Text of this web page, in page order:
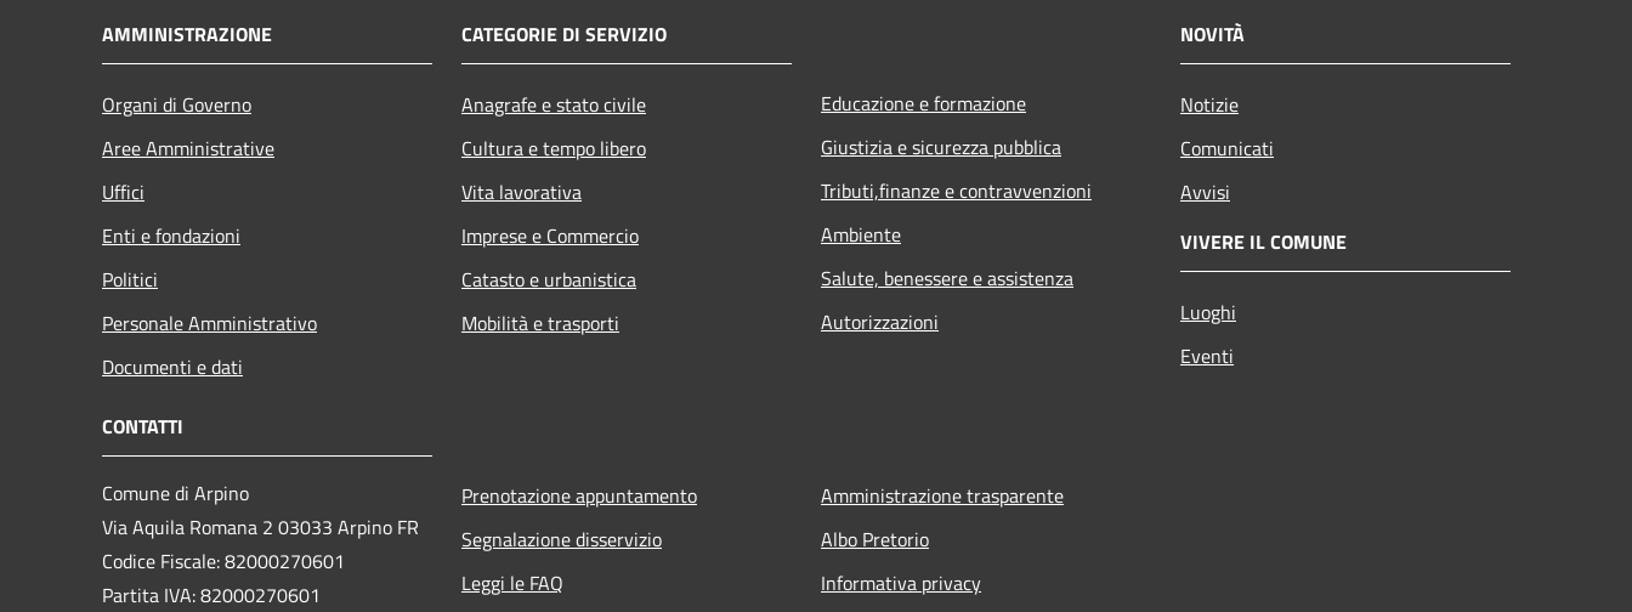
AMMINISTRAZIONE
Organi di Governo
Aree Amministrative
Uffici
Enti e fondazioni
Politici
Personale Amministrativo
Documenti e dati
CATEGORIE DI SERVIZIO
Anagrafe e stato civile
Cultura e tempo libero
Vita lavorativa
Imprese e Commercio
Catasto e urbanistica
Mobilità e trasporti
Educazione e formazione
Giustizia e sicurezza pubblica
Tributi,finanze e contravvenzioni
Ambiente
Salute, benessere e assistenza
Autorizzazioni
NOVITÀ
Notizie
Comunicati
Avvisi
VIVERE IL COMUNE
Luoghi
Eventi
CONTATTI
Comune di Arpino
Via Aquila Romana 2 03033 Arpino FR
Codice Fiscale: 82000270601
Partita IVA: 82000270601
Prenotazione appuntamento
Segnalazione disservizio
Leggi le FAQ
Amministrazione trasparente
Albo Pretorio
Informativa privacy